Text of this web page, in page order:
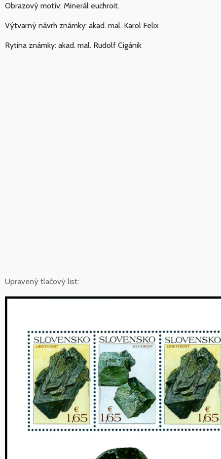
Obrazový motív: Minerál euchroit.
Výtvarný návrh známky: akad. mal. Karol Felix
Rytina známky: akad. mal. Rudolf Cigánik
Upravený tlačový list: